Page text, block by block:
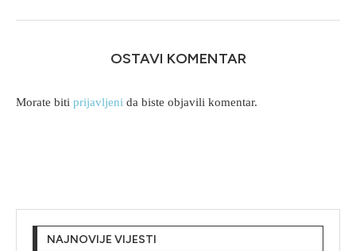
OSTAVI KOMENTAR
Morate biti prijavljeni da biste objavili komentar.
NAJNOVIJE VIJESTI